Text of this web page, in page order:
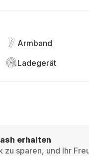
Armband
Ladegerät
erhalten
sparen, und Ihr